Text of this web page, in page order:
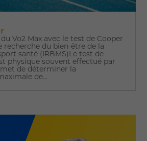
Vo2 Max avec le test de Cooper
recherche du bien-être de la
santé (IRBMS)Le test de
physique souvent effectué par
de déterminer la
de...